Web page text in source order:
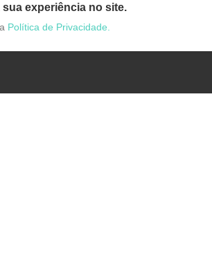
experiência no site.
Política de Privacidade.